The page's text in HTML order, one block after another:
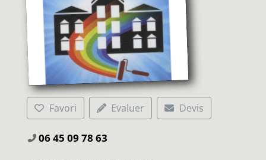
Favori Evaluer Devis
06 45 09 78 63